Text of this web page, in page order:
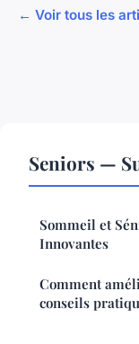
← Voir tous les
Seniors —
Sommeil et
Innovantes
Comment
conseils